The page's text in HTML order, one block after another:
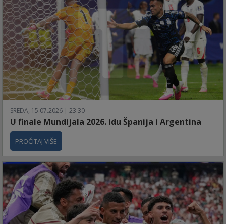
SREDA, 15.07.2026 | 23:30
U finale Mundijala 2026. idu Španija i Argentina
PROČITAJ VIŠE